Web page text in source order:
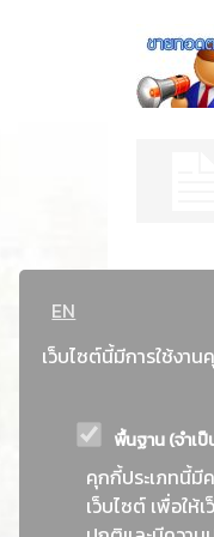
EN
เว็บไซต์นี้มีการใช้งาน
พื้นฐาน (จำเ
คุกกี้ประเภทนี้มี
เว็บไซต์ เพื่อให้
ที่อยู่
กรุง